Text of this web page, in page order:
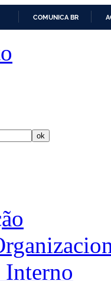
COMUNICA BR
Interno